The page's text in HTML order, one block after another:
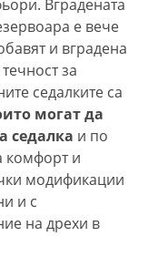
Вградената
е вече
и вградена
за
седалките са
могат да
седалка и по
комфорт и
модификации
и с
на дрехи в